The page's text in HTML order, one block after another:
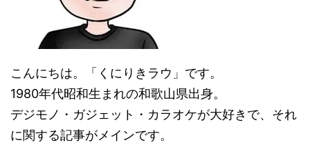
こんにちは。「くにりきラウ」です。
1980年代昭和生まれの和歌山県出身。
デジモノ・ガジェット・カラオケが大好きで、それ
に関する記事がメインです。